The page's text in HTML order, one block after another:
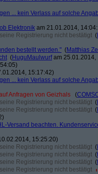
... kein Verlass auf solche
Elektronik am 21.01.2014,
Registrierung nicht bestätigt (
bestellt werden." (Matthias
(HuguMaulwurfam 25.01.2014,
15:17:42)
... kein Verlass auf solche
Anfragen von Geizhals (
Registrierung nicht bestätigt (
Registrierung nicht bestätigt (
Versand beachten.
15:25:20)
Registrierung nicht bestätigt (
Registrierung nicht bestätigt (
Registrierung nicht bestätigt (
Registrierung nicht bestätigt